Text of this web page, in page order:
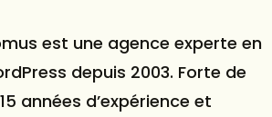
est une agence experte en
depuis 2003. Forte de
années d’expérience et